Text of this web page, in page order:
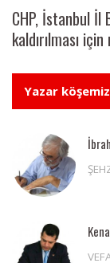
CHP, İstanbul İl
kaldırılması
Yazar köşemiz